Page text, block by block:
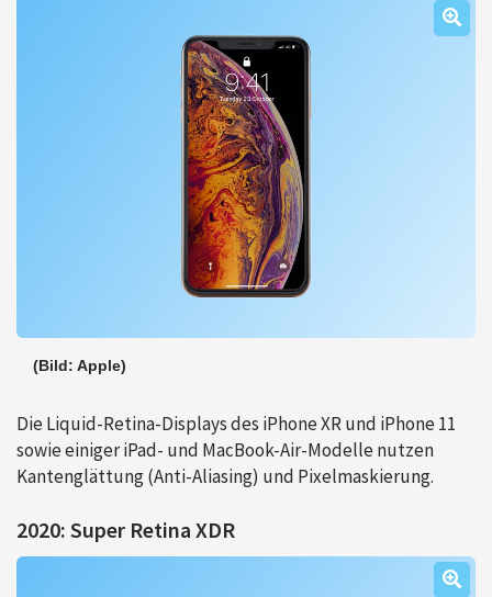
(Bild: Apple)
Die Liquid-Retina-Displays des iPhone XR und iPhone 11
sowie einiger iPad- und MacBook-Air-Modelle nutzen
Kantenglättung (Anti-Aliasing) und Pixelmaskierung.
2020: Super Retina XDR